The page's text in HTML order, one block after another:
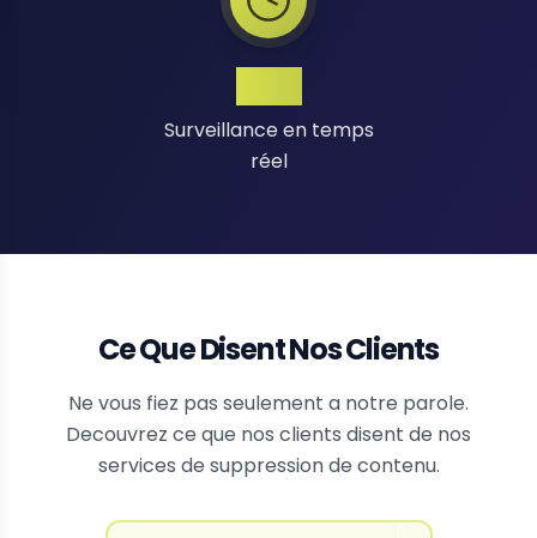
Surveillance en temps
réel
Ce Que Disent Nos Clients
Ne vous fiez pas seulement a notre parole.
Decouvrez ce que nos clients disent de nos
services de suppression de contenu.